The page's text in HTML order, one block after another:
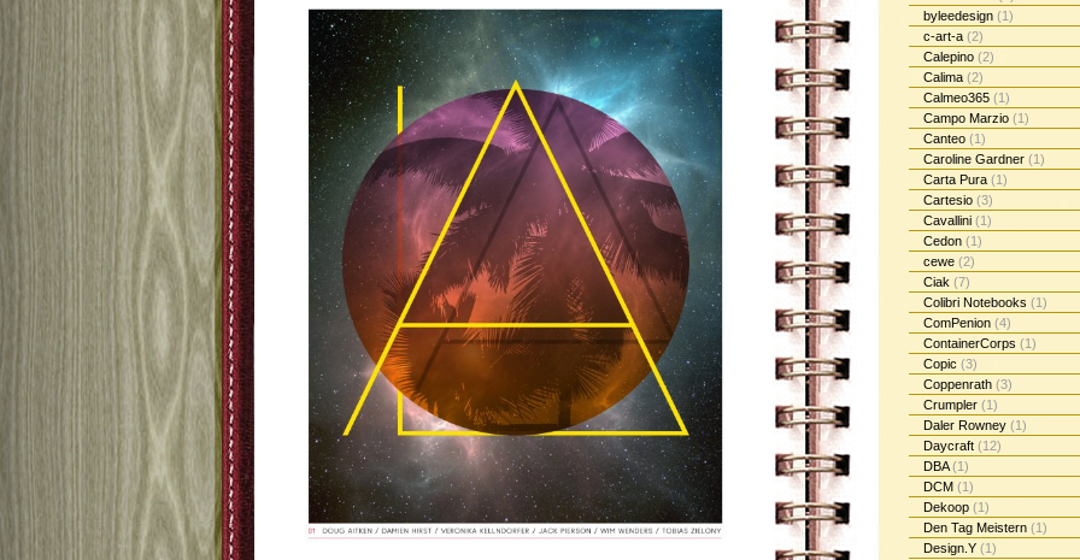
byleedesign (1)
c-art-a (2)
Calepino (2)
Calima (2)
Calmeo365 (1)
Campo Marzio (1)
Canteo (1)
Caroline Gardner (1)
Carta Pura (1)
Cartesio (3)
Cavallini (1)
Cedon (1)
cewe (2)
Ciak (7)
Colibri Notebooks (1)
ComPenion (4)
ContainerCorps (1)
Copic (3)
Coppenrath (3)
Crumpler (1)
Daler Rowney (1)
Daycraft (12)
DBA(1)
DCM (1)
Dekoop (1)
Den Tag Meistern (1)
Design.Y (1)